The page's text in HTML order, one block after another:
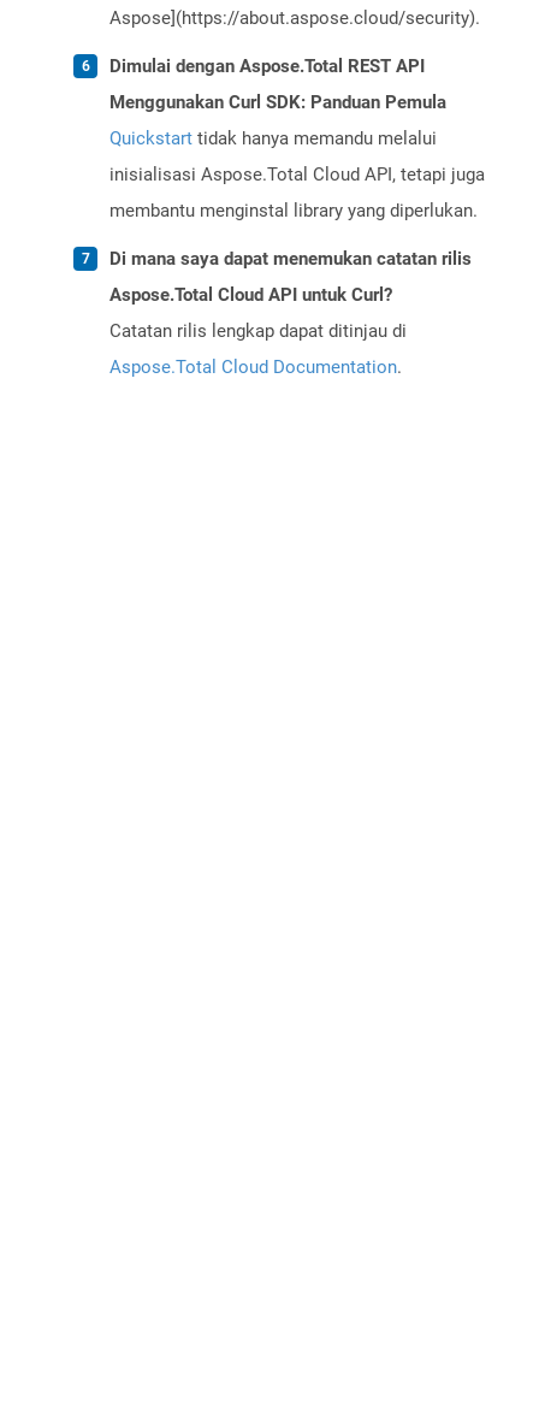
Aspose](https://about.aspose.cloud/security).
Dimulai dengan Aspose.Total REST API
Menggunakan Curl SDK: Panduan Pemula
Quickstart tidak hanya memandu melalui
inisialisasi Aspose.Total Cloud API, tetapi juga
membantu menginstal library yang diperlukan.
Di mana saya dapat menemukan catatan rilis
Aspose.Total Cloud API untuk Curl?
Catatan rilis lengkap dapat ditinjau di
Aspose.Total Cloud Documentation.